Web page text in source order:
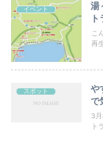
イベント
湯
こ
再
スポット
や
で
3
ト